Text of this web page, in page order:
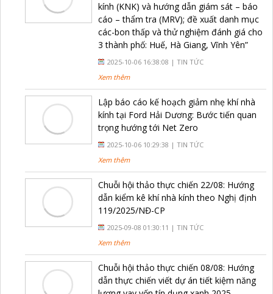
kính (KNK) và hướng dẫn giám sát – báo
cáo – thẩm tra (MRV); đề xuất danh mục
các-bon thấp và thử nghiệm đánh giá cho
3 thành phố: Huế, Hà Giang, Vĩnh Yên”
2025-10-06 16:38:08 | TIN TỨC
Xem thêm
Lập báo cáo kế hoạch giảm nhẹ khí nhà
kính tại Ford Hải Dương: Bước tiến quan
trọng hướng tới Net Zero
2025-10-06 10:29:38 | TIN TỨC
Xem thêm
Chuỗi hội thảo thực chiến 22/08: Hướng
dẫn kiểm kê khí nhà kính theo Nghị định
119/2025/NĐ-CP
2025-09-08 01:30:11 | TIN TỨC
Xem thêm
Chuỗi hội thảo thực chiến 08/08: Hướng
dẫn thực chiến viết dự án tiết kiệm năng